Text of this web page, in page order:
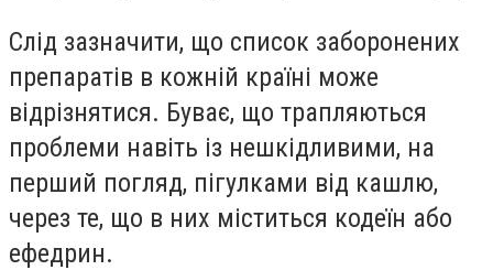
Слід зазначити, що список заборонених
препаратів в кожній країні може
відрізнятися. Буває, що трапляються
проблеми навіть із нешкідливими, на
перший погляд, пігулками від кашлю,
через те, що в них міститься кодеїн або
ефедрин.